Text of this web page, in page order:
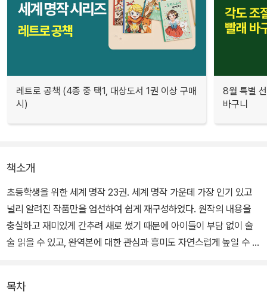
레트로 공책 (4종 중 택1, 대상도서 1권 이상 구매
시)
8월 특별
바구니
책소개
초등학생을 위한 세계 명작 23권. 세계 명작 가운데 가장 인기 있고
널리 알려진 작품만을 엄선하여 쉽게 재구성하였다. 원작의 내용을
충실하고 재미있게 간추려 새로 썼기 때문에 아이들이 부담 없이 술
술 읽을 수 있고, 완역본에 대한 관심과 흥미도 자연스럽게 높일 수 있
도움이 된다.
목차